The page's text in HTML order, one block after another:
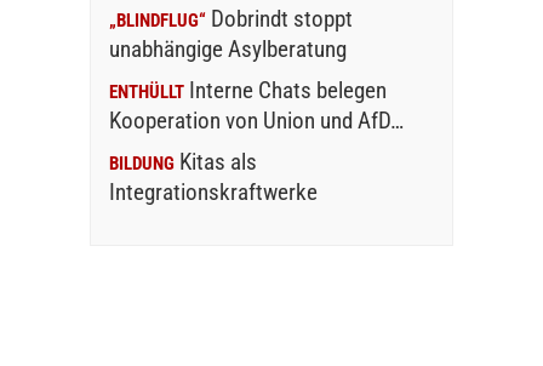
„BLINDFLUG“ Dobrindt stoppt
unabhängige Asylberatung
ENTHÜLLT Interne Chats belegen
Kooperation von Union und AfD…
BILDUNG Kitas als
Integrationskraftwerke